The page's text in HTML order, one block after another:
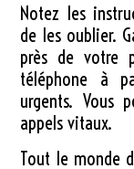
Notez les
de les oublier.
près de votre
téléphone à
urgents. Vous
appels vitaux.
Tout le monde